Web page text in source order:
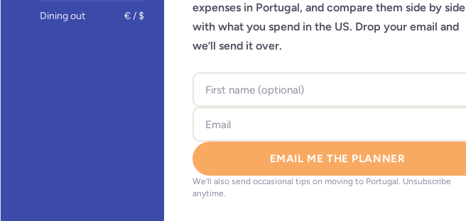
Dining out € / $
expenses in Portugal, and compare them side by side
with what you spend in the US. Drop your email and
we’ll send it over.
EMAIL ME THE PLANNER
We’ll also send occasional tips on moving to Portugal. Unsubscribe
anytime.